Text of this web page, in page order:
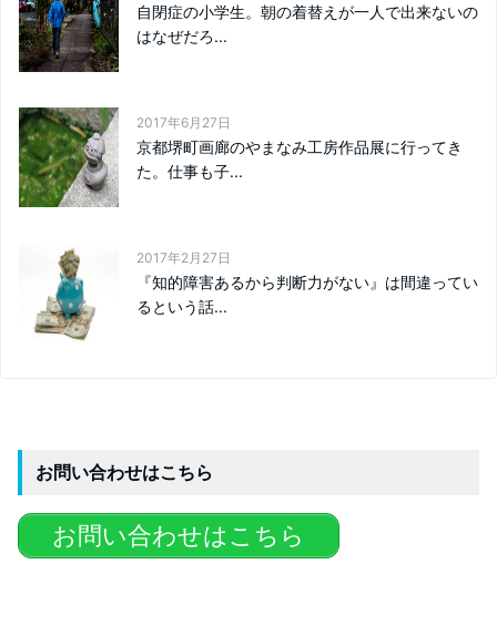
自閉症の小学生。朝の着替えが一人で出来ないの
はなぜだろ...
2017年6月27日
京都堺町画廊のやまなみ工房作品展に行ってき
た。仕事も子...
2017年2月27日
『知的障害あるから判断力がない』は間違ってい
るという話...
お問い合わせはこちら
お問い合わせはこちら